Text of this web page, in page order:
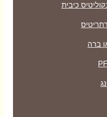
כיבית
ברה